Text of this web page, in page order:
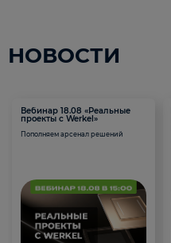
НОВОСТИ
Вебинар 18.08 «Реальные
проекты с Werkel»
Пополняем арсенал решений